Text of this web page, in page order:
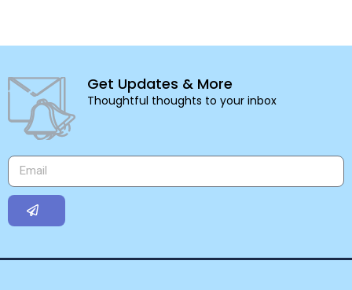
Get Updates & More
Thoughtful thoughts to your inbox